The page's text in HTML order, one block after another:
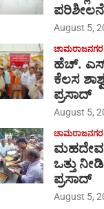
ಪರಿಶೀಲನೆ
August 5,
ಚಾಮರಾಜನಗರ
ಹೆಚ್.
ಕೆಲಸ
ಪ್ರಸಾದ್
August 5,
ಚಾಮರಾಜನಗರ
ಒತ್ತು
ಪ್ರಸಾದ್
August 5,